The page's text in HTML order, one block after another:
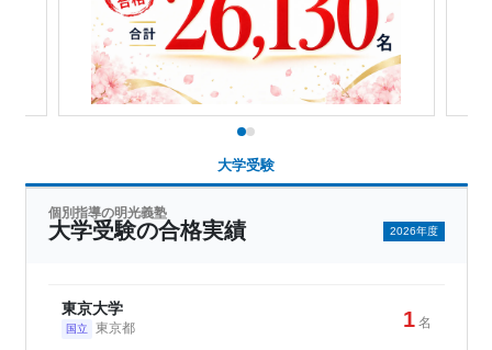
大学受験
個別指導の明光義塾
大学受験の合格実績 2026年度
東京大学
国立 東京都 1 名